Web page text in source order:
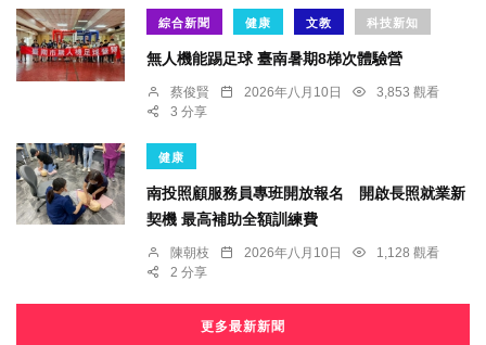
綜合新聞 健康 文教 科技新知
無人機能踢足球 臺南暑期8梯次體驗營
蔡俊賢 2026年八月10日
3,853 觀看
3 分享
健康
南投照顧服務員專班開放報名 開啟長照就業新
契機 最高補助全額訓練費
陳朝枝 2026年八月10日
1,128 觀看
2 分享
更多最新新聞